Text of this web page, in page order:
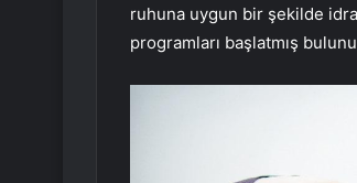
ruhuna uygun bir şekilde
programları başlatmış